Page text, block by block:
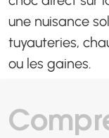
une nuisance
tuyauteries,
ou les gaines.